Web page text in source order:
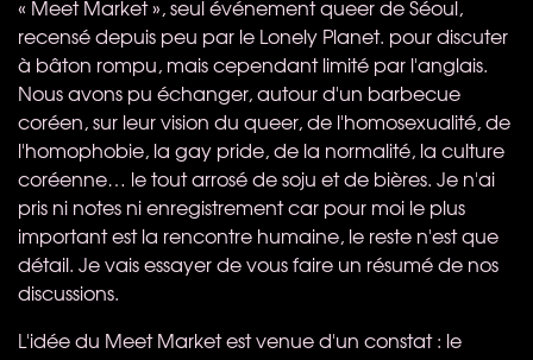
« Meet Market », seul événement queer de Séoul,
recensé depuis peu par le Lonely Planet. pour discuter
à bâton rompu, mais cependant limité par l'anglais.
Nous avons pu échanger, autour d'un barbecue
coréen, sur leur vision du queer, de l'homosexualité, de
l'homophobie, la gay pride, de la normalité, la culture
coréenne… le tout arrosé de soju et de bières. Je n'ai
pris ni notes ni enregistrement car pour moi le plus
important est la rencontre humaine, le reste n'est que
détail. Je vais essayer de vous faire un résumé de nos
discussions.
L'idée du Meet Market est venue d'un constat : le